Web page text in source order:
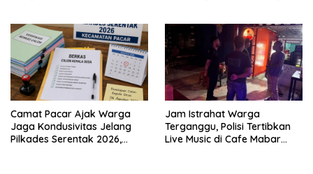
Camat Pacar Ajak Warga
Jaga Kondusivitas Jelang
Pilkades Serentak 2026,
Jam Istrahat Warga
Terganggu, Polisi Tertibkan
Live Music di Cafe Mabar